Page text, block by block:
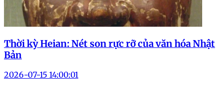
Thời kỳ Heian: Nét son rực rỡ của văn hóa Nhật
Bản
2026-07-15 14:00:01